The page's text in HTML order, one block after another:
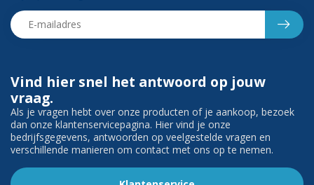
Vind hier snel het antwoord op jouw
vraag.
Als je vragen hebt over onze producten of je aankoop, bezoek
dan onze klantenservicepagina. Hier vind je onze
bedrijfsgegevens, antwoorden op veelgestelde vragen en
verschillende manieren om contact met ons op te nemen.